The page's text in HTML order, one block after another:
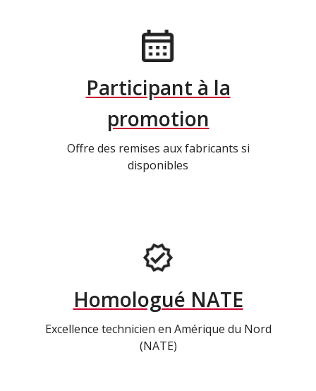
Participant à la
promotion
Offre des remises aux fabricants si
disponibles
Homologué NATE
Excellence technicien en Amérique du Nord
(NATE)